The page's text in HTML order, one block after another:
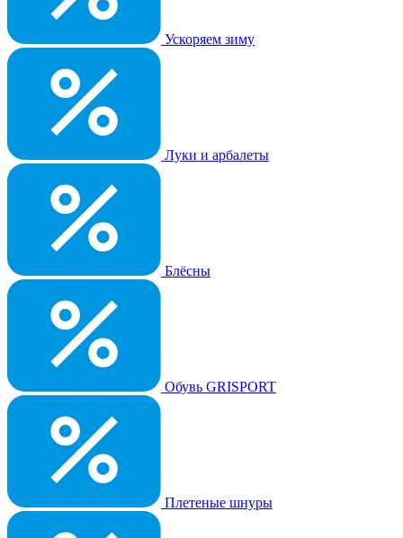
Ускоряем зиму
Луки и арбалеты
Блёсны
Обувь GRISPORT
Плетеные шнуры